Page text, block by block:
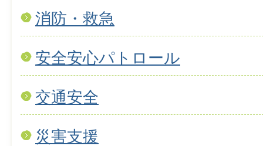
消防・救急
安全安心パトロール
交通安全
災害支援